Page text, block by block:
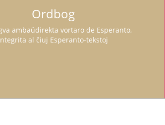
Ordbog
ambaŭdirekta vortaro de Esperanto,
al ĉiuj Esperanto-tekstoj